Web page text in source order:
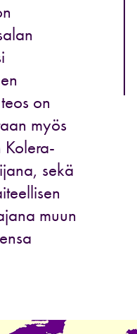
on
myös
Kolera-
sekä
muun